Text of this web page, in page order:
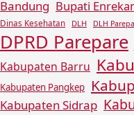
Bandung Bupati
Dinas Kesehatan DLH DLH
DPRD Parepare
Kabupaten Barru
Kabupaten Pangkep
Kabupaten Sidrap